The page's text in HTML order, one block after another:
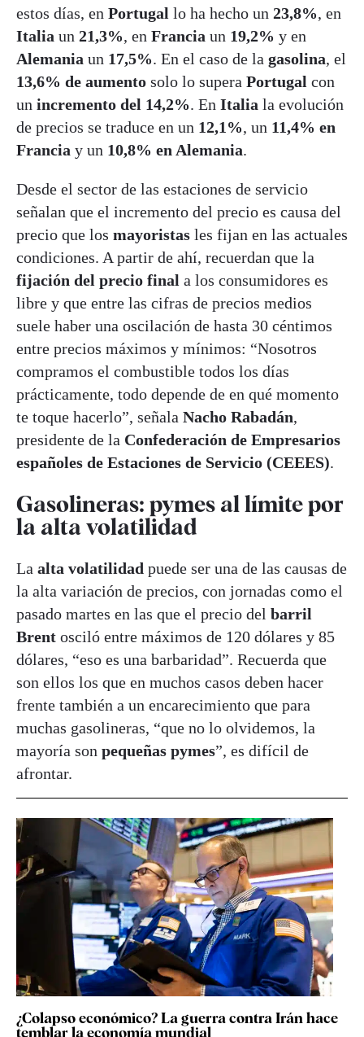
estos días, en Portugal lo ha hecho un 23,8%, en
Italia un 21,3%, en Francia un 19,2% y en
Alemania un 17,5%. En el caso de la gasolina, el
13,6% de aumento solo lo supera Portugal con
un incremento del 14,2%. En Italia la evolución
de precios se traduce en un 12,1%, un 11,4% en
Francia y un 10,8% en Alemania.
Desde el sector de las estaciones de servicio
señalan que el incremento del precio es causa del
precio que los mayoristas les fijan en las actuales
condiciones. A partir de ahí, recuerdan que la
fijación del precio final a los consumidores es
libre y que entre las cifras de precios medios
suele haber una oscilación de hasta 30 céntimos
entre precios máximos y mínimos: “Nosotros
compramos el combustible todos los días
prácticamente, todo depende de en qué momento
te toque hacerlo”, señala Nacho Rabadán,
presidente de la Confederación de Empresarios
españoles de Estaciones de Servicio (CEEES).
Gasolineras: pymes al límite por
la alta volatilidad
La alta volatilidad puede ser una de las causas de
la alta variación de precios, con jornadas como el
pasado martes en las que el precio del barril
Brent osciló entre máximos de 120 dólares y 85
dólares, “eso es una barbaridad”. Recuerda que
son ellos los que en muchos casos deben hacer
frente también a un encarecimiento que para
muchas gasolineras, “que no lo olvidemos, la
mayoría son pequeñas pymes”, es difícil de
afrontar.
¿Colapso económico? La guerra contra Irán hace
temblar la economía mundial